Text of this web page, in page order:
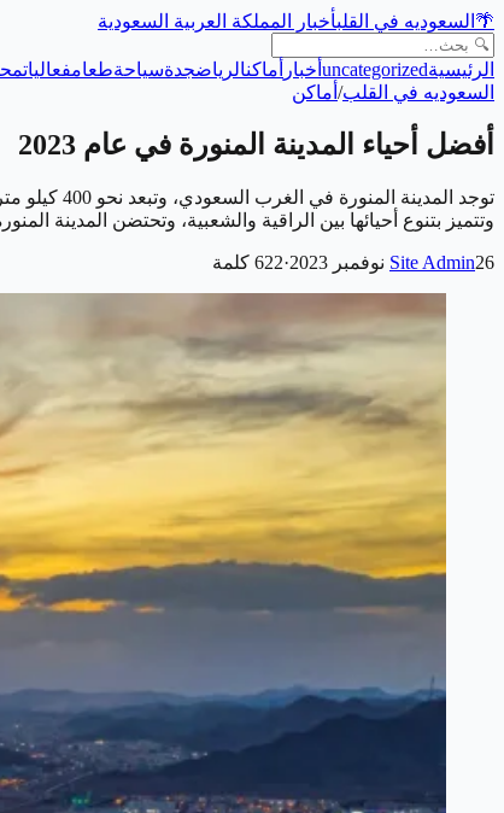
🌴 السعوديه في القلبأخبار المملكة العربية السعودية
الرئيسيةuncategorized أخبار أماكنالرياضجدةسياحةطعامفعاليات
السعوديه في القلب/ أماكن
أفضل أحياء المدينة المنورة في عام 2023
وتتميز بتنوع أحيائها بين الراقية والشعبية، وتحتضن المدينة
Site Admin26 نوفمبر 2023 ·
622 كلمة